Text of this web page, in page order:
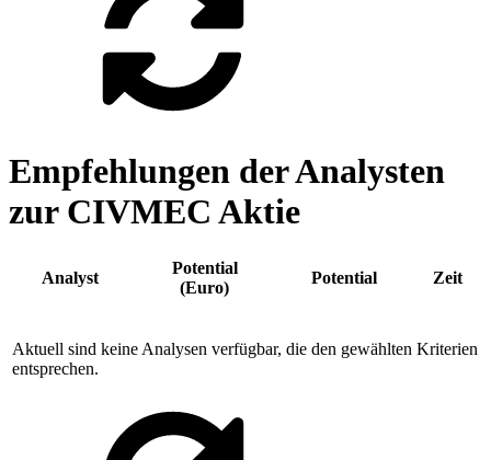
Empfehlungen der Analysten
zur CIVMEC Aktie
Analyst
Potential
(Euro)
Potential Zeit
Aktuell sind keine Analysen verfügbar, die den gewählten Kriterien
entsprechen.